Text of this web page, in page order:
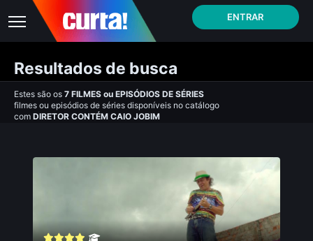
ENTRAR
Resultados de busca
Estes são os 7 FILMES ou EPISÓDIOS DE SÉRIES
filmes ou episódios de séries disponíveis no catálogo
com DIRETOR CONTÉM CAIO JOBIM